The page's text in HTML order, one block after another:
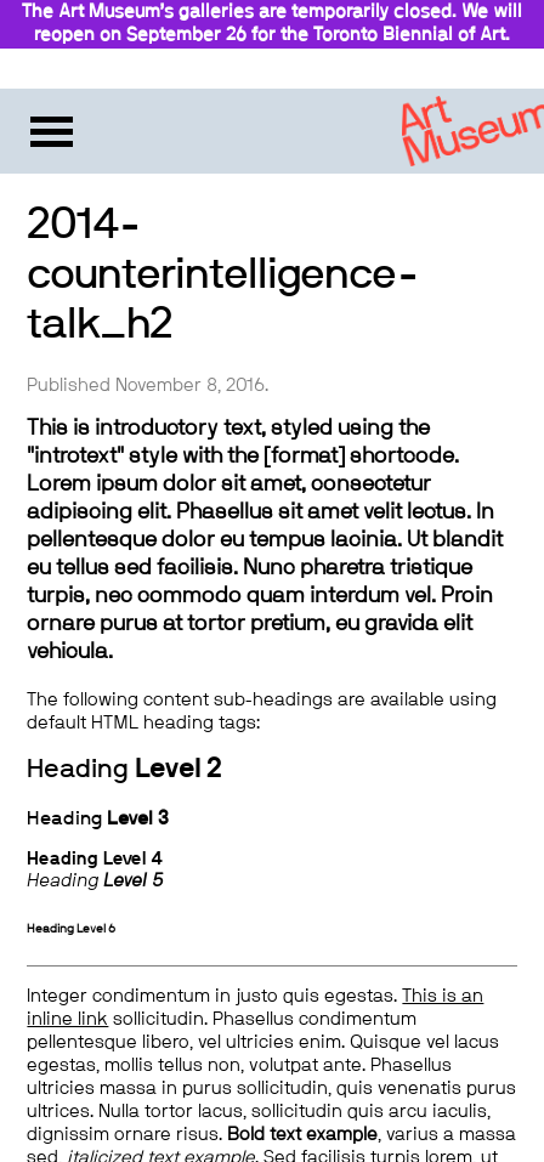
The Art Museum’s galleries are temporarily closed. We will
reopen on September 26 for the Toronto Biennial of Art.
2014-
counterintelligence-
talk_h2
Published November 8, 2016.
This is introductory text, styled using the
"introtext" style with the [format] shortcode.
Lorem ipsum dolor sit amet, consectetur
adipiscing elit. Phasellus sit amet velit lectus. In
pellentesque dolor eu tempus lacinia. Ut blandit
eu tellus sed facilisis. Nunc pharetra tristique
turpis, nec commodo quam interdum vel. Proin
ornare purus at tortor pretium, eu gravida elit
vehicula.
The following content sub-headings are available using
default HTML heading tags:
Heading Level 2
Heading Level 3
Heading Level 4
HeadingLevel 5
Heading Level 6
Integer condimentum in justo quis egestas.
This is an
inline link sollicitudin. Phasellus condimentum
pellentesque libero, vel ultricies enim. Quisque vel lacus
egestas, mollis tellus non, volutpat ante. Phasellus
ultricies massa in purus sollicitudin, quis venenatis purus
ultrices. Nulla tortor lacus, sollicitudin quis arcu iaculis,
dignissim ornare risus. Bold text example, varius a massa
sed, italicized text example. Sed facilisis turpis lorem, ut